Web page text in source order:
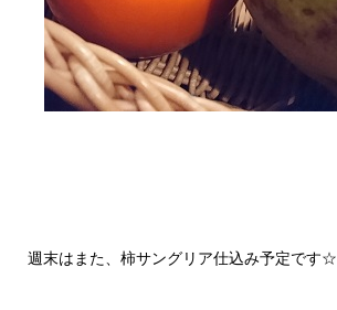
週末はまた、柿サングリア仕込み予定です☆